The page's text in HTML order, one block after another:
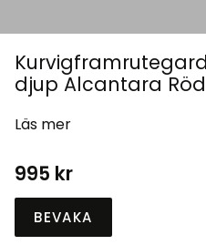
djup Alcantara
Läs mer
995 kr
BEVAKA